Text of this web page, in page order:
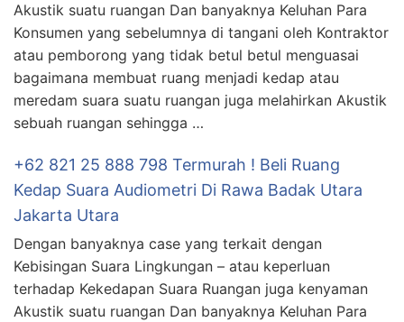
Akustik suatu ruangan Dan banyaknya Keluhan Para
Konsumen yang sebelumnya di tangani oleh Kontraktor
atau pemborong yang tidak betul betul menguasai
bagaimana membuat ruang menjadi kedap atau
meredam suara suatu ruangan juga melahirkan Akustik
sebuah ruangan sehingga …
+62 821 25 888 798 Termurah ! Beli Ruang
Kedap Suara Audiometri Di Rawa Badak Utara
Jakarta Utara
Dengan banyaknya case yang terkait dengan
Kebisingan Suara Lingkungan – atau keperluan
terhadap Kekedapan Suara Ruangan juga kenyaman
Akustik suatu ruangan Dan banyaknya Keluhan Para